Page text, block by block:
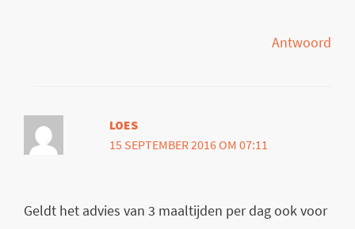
Antwoord
LOES
15 SEPTEMBER 2016 OM 07:11
Geldt het advies van 3 maaltijden per dag ook voor